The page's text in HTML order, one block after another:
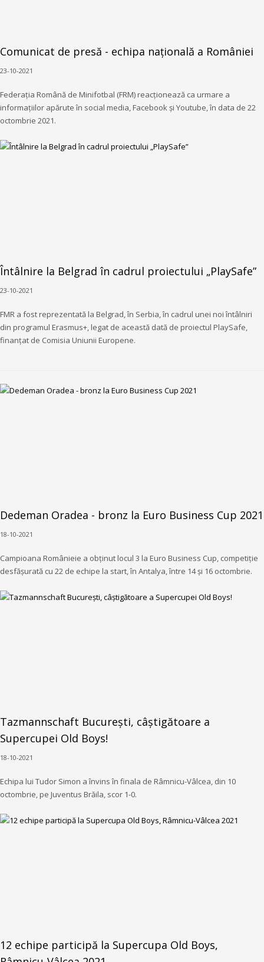
Comunicat de presă - echipa națională a României
23-10-2021
Federația Română de Minifotbal (FRM) reacționează ca urmare a
informațiilor apărute în social media, Facebook și Youtube, în data de 22
octombrie 2021.
Întâlnire la Belgrad în cadrul proiectului „PlaySafe”
23-10-2021
FMR a fost reprezentată la Belgrad, în Serbia, în cadrul unei noi întâlniri
din programul Erasmus+, legat de această dată de proiectul PlaySafe,
finanțat de Comisia Uniunii Europene.
Dedeman Oradea - bronz la Euro Business Cup 2021
18-10-2021
Campioana Românieie a obținut locul 3 la Euro Business Cup, competiție
desfășurată cu 22 de echipe la start, în Antalya, între 14 și 16 octombrie.
Tazmannschaft București, câștigătoare a
Supercupei Old Boys!
18-10-2021
Echipa lui Tudor Simon a învins în finala de Râmnicu-Vâlcea, din 10
octombrie, pe Juventus Brăila, scor 1-0.
12 echipe participă la Supercupa Old Boys,